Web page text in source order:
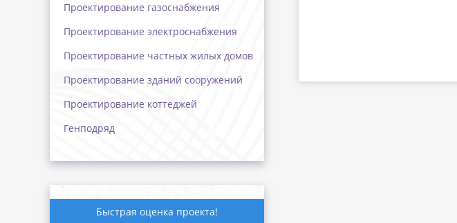
Проектирование газоснабжения
Проектирование электроснабжения
Проектирование частных жилых домов
Проектирование зданий сооружений
Проектирование коттеджей
Генподряд
Быстрая оценка проекта!